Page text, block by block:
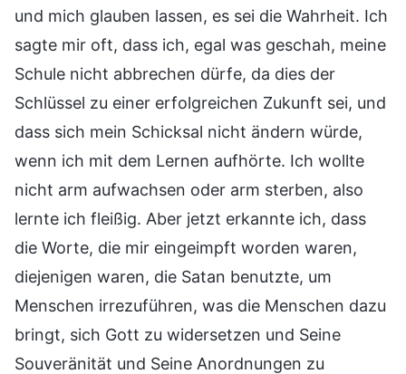
und mich glauben lassen, es sei die Wahrheit. Ich
sagte mir oft, dass ich, egal was geschah, meine
Schule nicht abbrechen dürfe, da dies der
Schlüssel zu einer erfolgreichen Zukunft sei, und
dass sich mein Schicksal nicht ändern würde,
wenn ich mit dem Lernen aufhörte. Ich wollte
nicht arm aufwachsen oder arm sterben, also
lernte ich fleißig. Aber jetzt erkannte ich, dass
die Worte, die mir eingeimpft worden waren,
diejenigen waren, die Satan benutzte, um
Menschen irrezuführen, was die Menschen dazu
bringt, sich Gott zu widersetzen und Seine
Souveränität und Seine Anordnungen zu